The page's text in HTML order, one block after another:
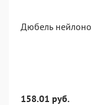
Дюбель
158.01 руб.